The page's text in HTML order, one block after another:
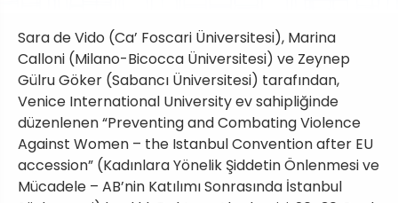
Sara de Vido (Ca’ Foscari Üniversitesi), Marina
Calloni (Milano-Bicocca Üniversitesi) ve Zeynep
Gülru Göker (Sabancı Üniversitesi) tarafından,
Venice International University ev sahipliğinde
düzenlenen “Preventing and Combating Violence
Against Women – the Istanbul Convention after EU
accession” (Kadınlara Yönelik Şiddetin Önlenmesi ve
Mücadele – AB’nin Katılımı Sonrasında İstanbul